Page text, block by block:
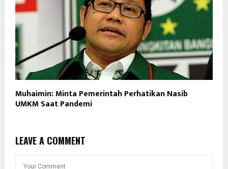
Muhaimin: Minta Pemerintah Perhatikan Nasib
UMKM Saat Pandemi
LEAVE A COMMENT